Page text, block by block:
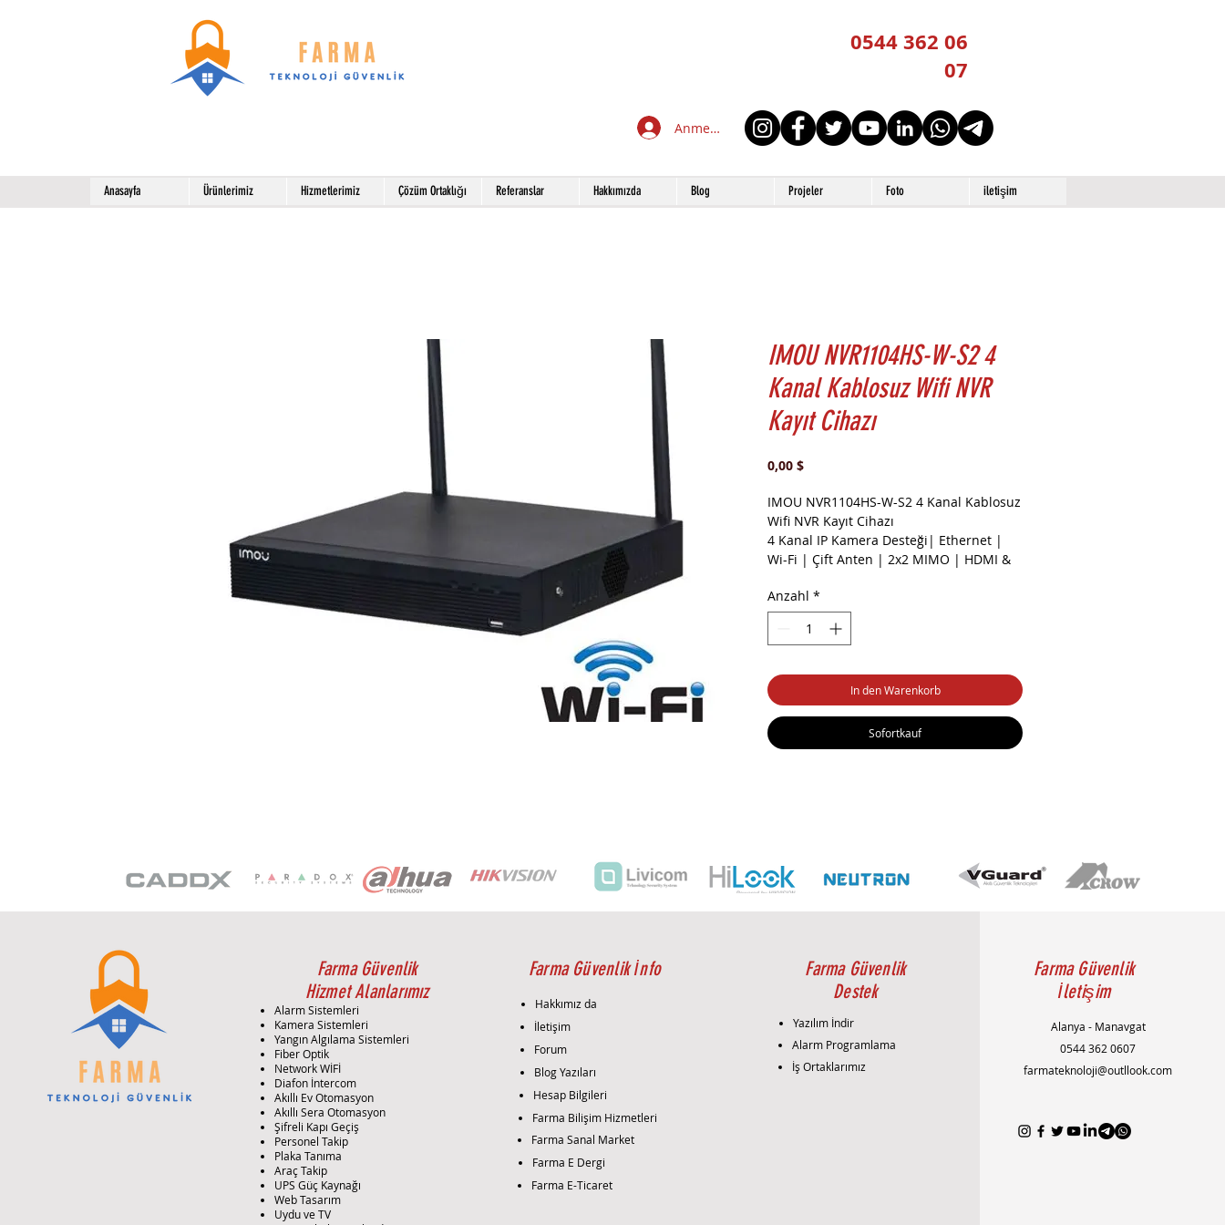
0544 362 06
07
Anmelden
Anasayfa Ürünlerimiz Hizmetlerimiz Çözüm Ortaklığı Referanslar Hakkımızda Blog Projeler Foto iletişim
IMOU NVR1104HS-W-S2 4
Kanal Kablosuz Wifi NVR
Kayıt Cihazı
0,00 $Preis
IMOU NVR1104HS-W-S2 4 Kanal Kablosuz
Wifi NVR Kayıt Cihazı
4 Kanal IP Kamera Desteği| Ethernet |
Wi-Fi | Çift Anten | 2x2 MIMO | HDMI &
Hareket Algılama | Kablolu 40 Mbps - Wi-
Fi 16 Mbps | Onvif | Cloud Desteği
Anzahl *
In den Warenkorb
Sofortkauf
Farma Güvenlik
Hizmet Alanlarımız
Alarm Sistemleri
Kamera Sistemleri
Yangın Algılama Sistemleri
Fiber Optik
Network WİFİ
Diafon İntercom
Akıllı Ev Otomasyon
Akıllı Sera Otomasyon
Şifreli Kapı Geçiş
Personel Takip
Plaka Tanıma
Araç Takip
UPS Güç Kaynağı
Web Tasarım
Uydu ve TV
Farma Güvenlik İnfo
Hakkımız da
İletişim
Forum
Blog Yazıları
Hesap Bilgileri
Farma Bilişim Hizmetleri
Farma Sanal Market
Farma E Dergi
Farma E-Ticaret
Farma Güvenlik
Destek
Yazılım İndir
Alarm Programlama
İş Ortaklarımız
Farma Güvenlik
İletişim
Alanya - Manavgat
0544 362 0607
farmateknoloji@outllook.com